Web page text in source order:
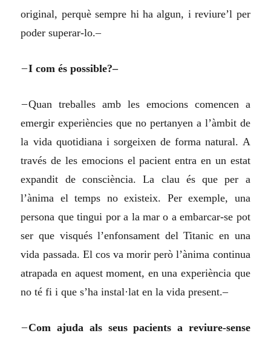
original, perquè sempre hi ha algun, i reviure’l per
poder superar-lo.–
–I com és possible?–
–Quan treballes amb les emocions comencen a
emergir experiències que no pertanyen a l’àmbit de
la vida quotidiana i sorgeixen de forma natural. A
través de les emocions el pacient entra en un estat
expandit de consciència. La clau és que per a
l’ànima el temps no existeix. Per exemple, una
persona que tingui por a la mar o a embarcar-se pot
ser que visqués l’enfonsament del Titanic en una
vida passada. El cos va morir però l’ànima continua
atrapada en aquest moment, en una experiència que
no té fi i que s’ha instal·lat en la vida present.–
–Com ajuda als seus pacients a reviure-sense